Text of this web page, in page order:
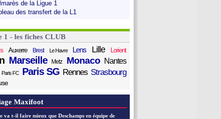
de la Ligue 1
des transfert de la L1
1 - les fiches CLUB
Auxerre Brest Le Havre Lens Lille Lorient
Marseille Metz Monaco Nantes
Paris FC Paris SG Rennes Strasbourg
Maxifoot
va t-il faire mieux que Deschamps en équipe de